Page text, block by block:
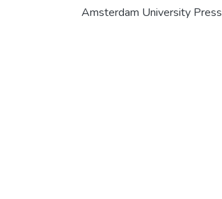
Amsterdam University Press